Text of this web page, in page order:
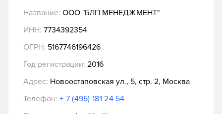
Название: ООО "БЛП МЕНЕДЖМЕНТ"
ИНН: 7734392354
ОГРН: 5167746196426
Год регистрации: 2016
Адрес: Новоостаповская ул., 5, стр. 2, Москва
Телефон: + 7 (495) 181 24 54